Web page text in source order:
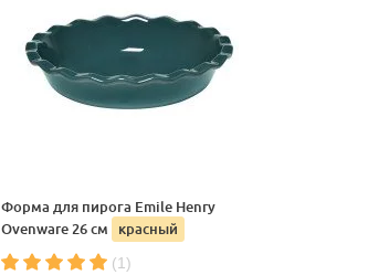
Форма для пирога Emile Henry
Ovenware 26 см
красный
(1)